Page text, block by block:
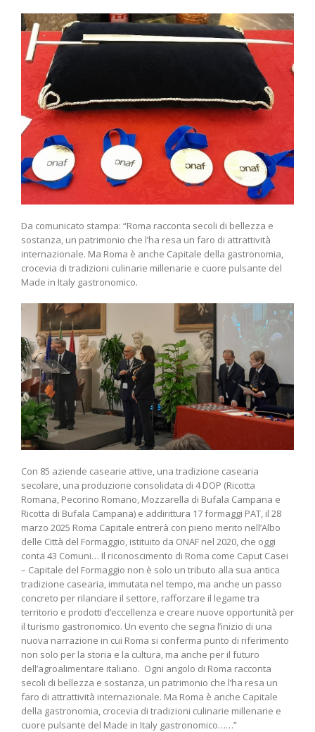
Da comunicato stampa: “Roma racconta secoli di bellezza e
sostanza, un patrimonio che l’ha resa un faro di attrattività
internazionale. Ma Roma è anche Capitale della gastronomia,
crocevia di tradizioni culinarie millenarie e cuore pulsante del
Made in Italy gastronomico.
Con 85 aziende casearie attive, una tradizione casearia
secolare, una produzione consolidata di 4 DOP (Ricotta
Romana, Pecorino Romano, Mozzarella di Bufala Campana e
Ricotta di Bufala Campana) e addirittura 17 formaggi PAT, il 28
marzo 2025 Roma Capitale entrerà con pieno merito nell’Albo
delle Città del Formaggio, istituito da ONAF nel 2020, che oggi
conta 43 Comuni… Il riconoscimento di Roma come Caput Casei
– Capitale del Formaggio non è solo un tributo alla sua antica
tradizione casearia, immutata nel tempo, ma anche un passo
concreto per rilanciare il settore, rafforzare il legame tra
territorio e prodotti d’eccellenza e creare nuove opportunità per
il turismo gastronomico. Un evento che segna l’inizio di una
nuova narrazione in cui Roma si conferma punto di riferimento
non solo per la storia e la cultura, ma anche per il futuro
dell’agroalimentare italiano. Ogni angolo di Roma racconta
secoli di bellezza e sostanza, un patrimonio che l’ha resa un
faro di attrattività internazionale. Ma Roma è anche Capitale
della gastronomia, crocevia di tradizioni culinarie millenarie e
cuore pulsante del Made in Italy gastronomico……”